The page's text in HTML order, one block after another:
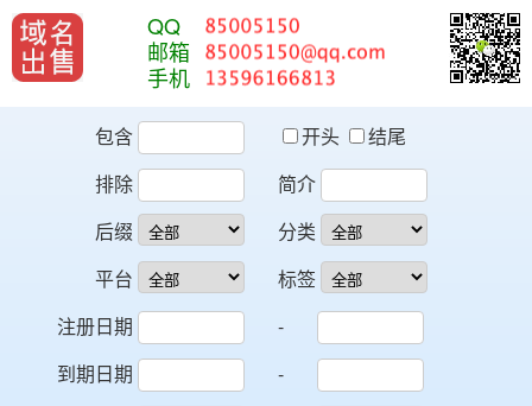
QQ
邮箱
手机
包含 开头
结尾
排除
简介
后缀
平台
分类
标签
注册日期
-
到期日期
-